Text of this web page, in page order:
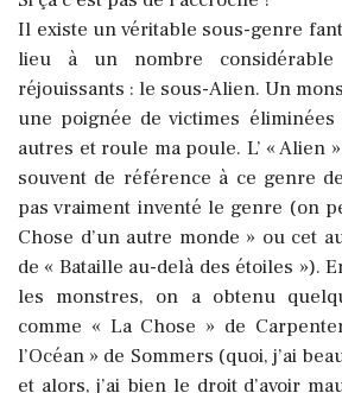
Il existe un véritable sous-genre
lieu à un nombre
réjouissants : le sous-Alien. Un
une poignée de victimes
autres et roule ma poule. L’ « Alien
souvent de référence à ce genre
pas vraiment inventé le genre (on
Chose d’un autre monde » ou cet
de « Bataille au-delà des étoiles »).
les monstres, on a obtenu
comme « La Chose » de
l’Océan » de Sommers (quoi, j’ai
et alors, j’ai bien le droit d’avoir